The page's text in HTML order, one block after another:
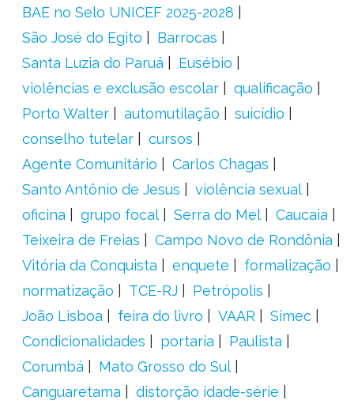
BAE no Selo UNICEF 2025-2028
São José do Egito
Barrocas
Santa Luzia do Paruá
Eusébio
violências e exclusão escolar
qualificação
Porto Walter
automutilação
suicídio
conselho tutelar
cursos
Agente Comunitário
Carlos Chagas
Santo Antônio de Jesus
violência sexual
oficina
grupo focal Serra do Mel
Caucaia
Teixeira de Freias
Campo Novo de Rondônia
Vitória da Conquista
enquete
formalização
normatização
TCE-RJ
Petrópolis
João Lisboa
feira do livro VAAR
Simec
Condicionalidades
portaria
Paulista
Corumbá
Mato Grosso do Sul
Canguaretama
distorção idade-série